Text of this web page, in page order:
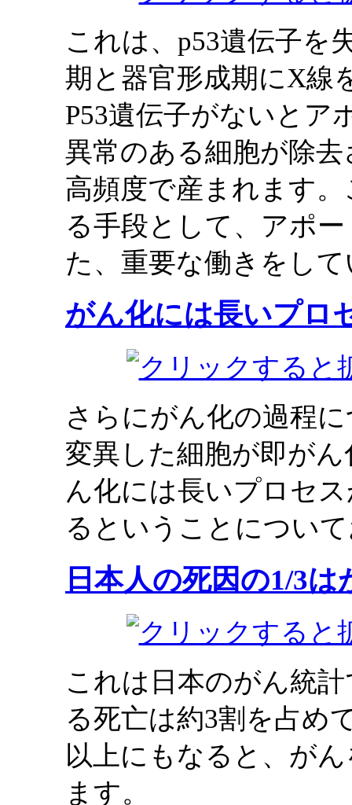
これは、p53遺伝子を
期と器官形成期にX線
P53遺伝子がないとア
異常のある細胞が除
高頻度で産まれます
る手段として、アポ
た、重要な働きをし
がん化には長いプロ
さらにがん化の過程
変異した細胞が即が
ん化には長いプロセ
るということについ
日本人の死因の1/3は
これは日本のがん統
る死亡は約3割を占め
以上にもなると、が
ます。